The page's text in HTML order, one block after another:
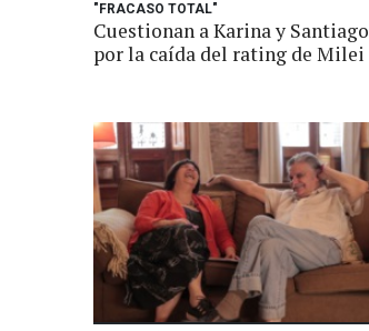
"FRACASO TOTAL"
Cuestionan a Karina y Santiago
por la caída del rating de Milei